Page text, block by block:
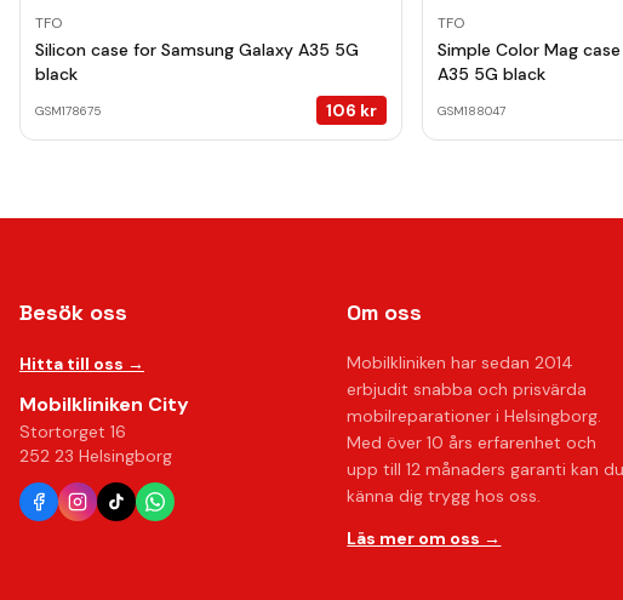
TFO
Silicon case for Samsung Galaxy A35 5G
black
GSM178675 106 kr
TFO
Simple Color Mag
A35 5G black
GSM188047
Besök oss
Hitta till oss →
Mobilkliniken City
Stortorget 16
252 23 Helsingborg
Om oss
Mobilkliniken har sedan 2014
erbjudit snabba och prisvärda
mobilreparationer i Helsingborg.
Med över 10 års erfarenhet och
upp till 12 månaders garanti kan du
känna dig trygg hos oss.
Läs mer om oss →